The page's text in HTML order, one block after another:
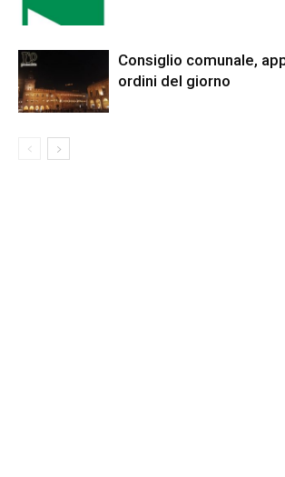
Consiglio comunale,
ordini del giorno